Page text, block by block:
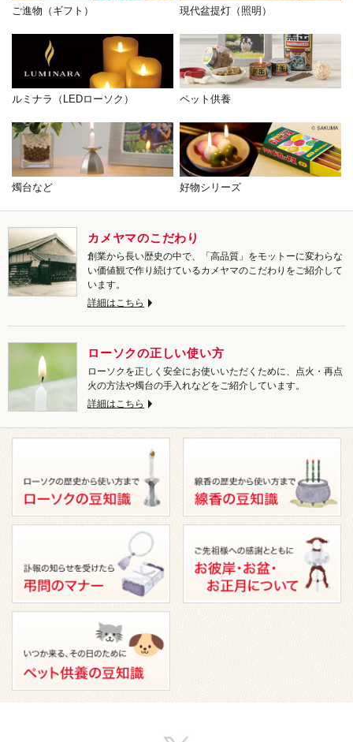
ご進物（ギフト） 現代盆提灯（照明）
ルミナラ（LEDローソク） ペット供養
燭台など 好物シリーズ
カメヤマのこだわり
創業から長い歴史の中で、「高品質」をモットーに変わらな
い価値観で作り続けているカメヤマのこだわりをご紹介して
います。
詳細はこちら
ローソクの正しい使い方
ローソクを正しく安全にお使いいただくために、点火・再点
火の方法や燭台の手入れなどをご紹介しています。
詳細はこちら